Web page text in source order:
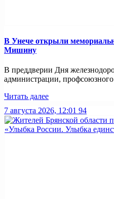
В Унече открыли
Мишину
В преддверии Дня
администрации, профсоюзного
Читать далее
7 августа 2026, 12:01 94